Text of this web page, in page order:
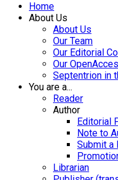
Home
About Us
About Us
Our Team
Our Editorial
Our
Septentrion in
You are a...
Reader
Author
Editorial
Note to
Submit a
Librarian